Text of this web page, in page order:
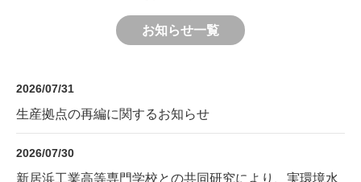
お知らせ一覧
2026/07/31
生産拠点の再編に関するお知らせ
2026/07/30
新居浜工業高等専門学校との共同研究により、実環境水